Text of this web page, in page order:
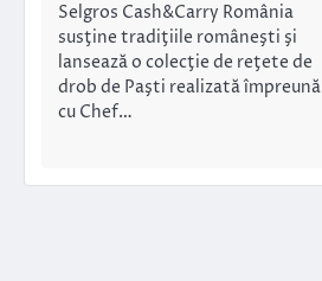
Selgros Cash&Carry România
susţine tradiţiile româneşti şi
lansează o colecţie de reţete de
drob de Paşti realizată împreună
cu Chef…